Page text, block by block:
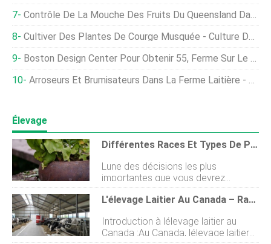
Contrôle De La Mouche Des Fruits Du Queensland Dans Les Jardins Familiaux
Cultiver Des Plantes De Courge Musquée - Culture De Courge Musquée Dans Le Jardin Familial
Boston Design Center Pour Obtenir 55, Ferme Sur Le Toit De 000 Pieds Carrés
Arroseurs Et Brumisateurs Dans La Ferme Laitière - Un Guide Pour Débutants
Élevage
Différentes Races Et Types De Poulet
Lune des décisions les plus
importantes que vous devrez
prendre concernant vos poulets est
le type de poulets que vous
dapprendre quil existe des centaines
de différents types de races de
L'élevage Laitier Au Canada – Races Laitières Canadiennes
Introduction à lélevage laitier au
Canada :Au Canada, lélevage laitier